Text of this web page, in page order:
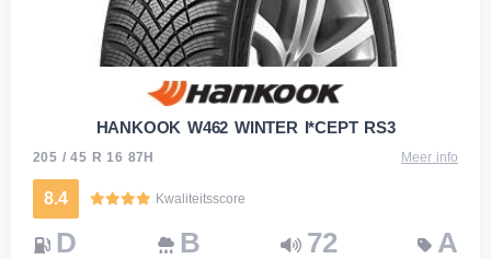
HANKOOK W462 WINTER I*CEPT RS3
205 / 45 R 16 87H Meer info
8.4 Kwaliteitsscore
D B 72 A